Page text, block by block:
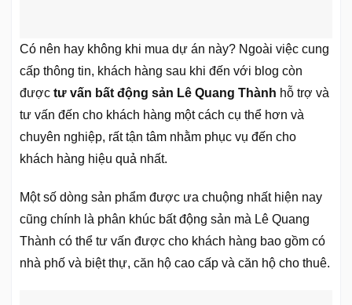
Có nên hay không khi mua dự án này? Ngoài việc cung
cấp thông tin, khách hàng sau khi đến với blog còn
được tư vấn bất động sản Lê Quang Thành hỗ trợ và
tư vấn đến cho khách hàng một cách cụ thể hơn và
chuyên nghiệp, rất tận tâm nhằm phục vụ đến cho
khách hàng hiệu quả nhất.
Một số dòng sản phẩm được ưa chuộng nhất hiện nay
cũng chính là phân khúc bất động sản mà Lê Quang
Thành có thể tư vấn được cho khách hàng bao gồm có
nhà phố và biệt thự, căn hộ cao cấp và căn hộ cho thuê.